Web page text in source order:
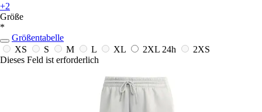
+2
Größe
*
Größentabelle
XS
S M L XL 2XL 24h
2XS
Dieses Feld ist erforderlich